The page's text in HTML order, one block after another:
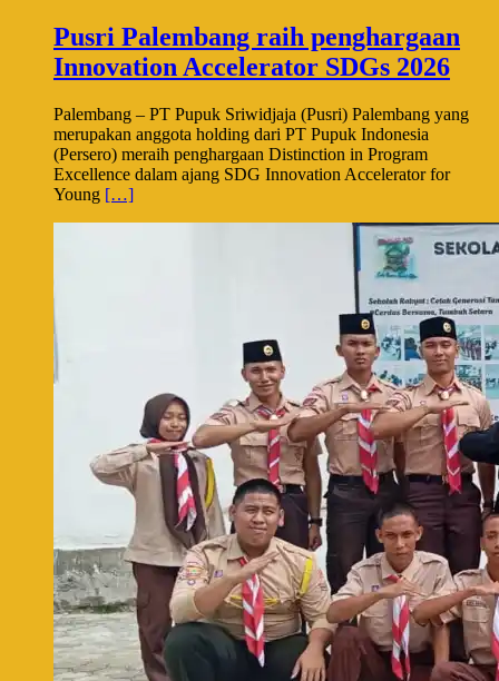
Pusri Palembang raih penghargaan
Innovation Accelerator SDGs 2026
Palembang – PT Pupuk Sriwidjaja (Pusri) Palembang yang
merupakan anggota holding dari PT Pupuk Indonesia
(Persero) meraih penghargaan Distinction in Program
Excellence dalam ajang SDG Innovation Accelerator for
Young […]